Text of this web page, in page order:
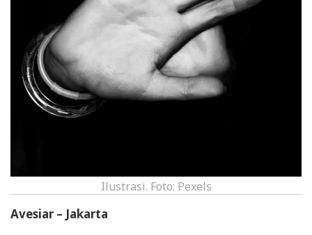
Ilustrasi. Foto: Pexels
Avesiar – Jakarta